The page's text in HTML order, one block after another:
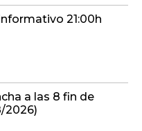
21:00h
a las 8 fin de
2026)